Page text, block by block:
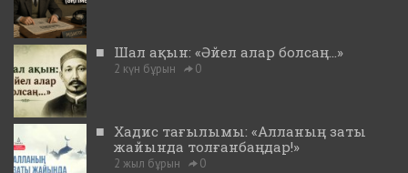
■ Шал ақын: «Әйел алар болсаң...»
2 күн бұрын 0
■ Хадис тағылымы: «Алланың заты
жайында толғанбаңдар!»
2 жыл бұрын 0